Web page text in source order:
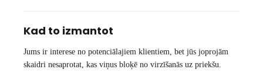
Kad to izmantot
Jums ir interese no potenciālajiem klientiem, bet jūs joprojām
skaidri nesaprotat, kas viņus bloķē no virzīšanās uz priekšu.